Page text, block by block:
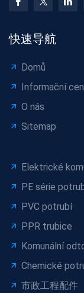
快速导航
Domů
Informační
O nás
Sitemap
Elektrické
PE série
PVC potrubí
PPR trubice
Komunální
Chemické
市政工程配件